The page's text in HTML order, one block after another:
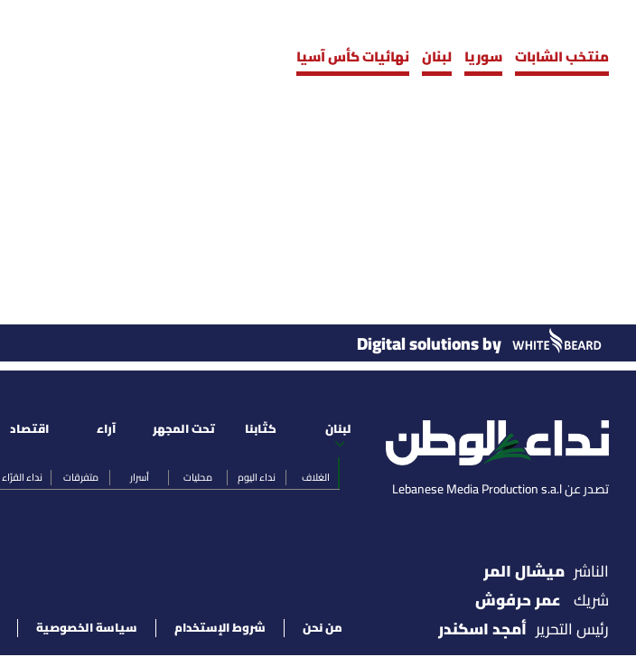
منتخب الشابات سوريا لبنان نهائيات كأس آسيا
Digital solutions by
تصدر عن Lebanese Media Production s.a.l
لبنان
الغلاف نداء اليوم محليات أسرار متفرقات نداء القرّاء
كتّابنا تحت المجهر آراء اقتصاد
الناشر ميشال المر
شريك عمر حرفوش
رئيس التحرير أمجد اسكندر من نحن شروط الإستخدام سياسة الخصوصية